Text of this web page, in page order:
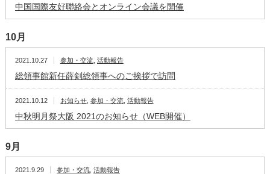
中国国際友好聯絡会とオンライン会議を開催
10月
2021.10.27 参加・交流 活動報告
総領事館新任薛剣総領事へのご挨拶で訪問
2021.10.12 お知らせ, 参加・交流 活動報告
中秋明月祭大阪 2021のお知らせ（WEB開催）
9月
2021.9.29 参加・交流 活動報告